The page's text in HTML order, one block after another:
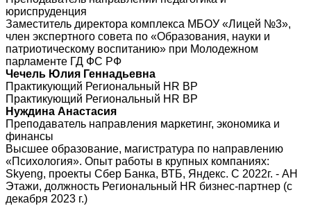
юриспруденция
Заместитель директора комплекса МБОУ «Лицей №3»,
член экспертного совета по «Образования, науки и
патриотическому воспитанию» при Молодежном
парламенте ГД ФС РФ
Чечель Юлия Геннадьевна
Практикующий Региональный HR BP
Практикующий Региональный HR BP
Нуждина Анастасия
Преподаватель направления маркетинг, экономика и
финансы
Высшее образование, магистратура по направлению
«Психология». Опыт работы в крупных компаниях:
Skyeng, проекты Сбер Банка, ВТБ, Яндекс. С 2022г. - АН
Этажи, должность Региональный HR бизнес-партнер (с
декабря 2023 г.)